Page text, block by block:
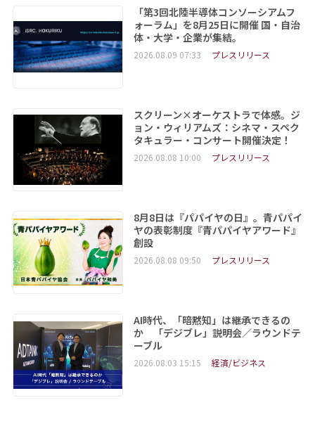
「第3回北陸半導体コンソーシアムフ
ォーラム」を8月25日に開催 国・自治
体・大学・企業が集結。
2026.08.09 07:33 プレスリリース
スクリーン×オーケストラで体感。ジ
ョン・ウィリアムズ：シネマ・スペク
タキュラー・コンサート開催決定！
2026.08.08 10:00 プレスリリース
8月8日は『パパイヤの日』。青パパイ
ヤの表彰制度『青パパイヤアワード』
創設
2026.08.08 09:50 プレスリリース
AI時代、「暗黙知」は継承できるの
か 「デジブレ」説明会／ラウンドテ
ーブル
2026.08.03 15:15 経済/ビジネス